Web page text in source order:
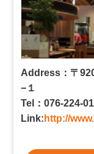
Address：〒
−１
Tel：076-224-
Link: http://